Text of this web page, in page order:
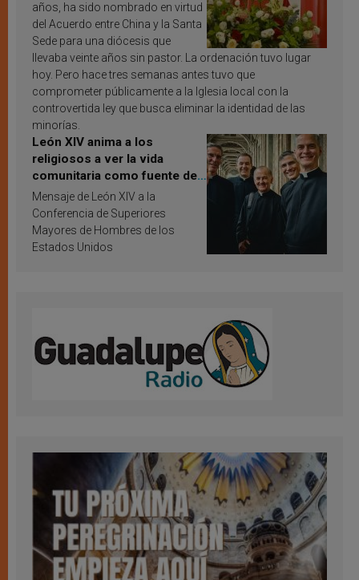
años, ha sido nombrado en virtud
del Acuerdo entre China y la Santa
Sede para una diócesis que
llevaba veinte años sin pastor. La ordenación tuvo lugar
hoy. Pero hace tres semanas antes tuvo que
comprometer públicamente a la Iglesia local con la
controvertida ley que busca eliminar la identidad de las
minorías.
León XIV anima a los
religiosos a ver la vida
comunitaria como fuente de
inspiración y santificación
Mensaje de León XIV a la
Conferencia de Superiores
Mayores de Hombres de los
Estados Unidos